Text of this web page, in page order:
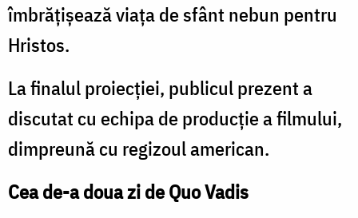
îmbrățișează viața de sfânt nebun pentru
Hristos.
La finalul proiecției, publicul prezent a
discutat cu echipa de producție a filmului,
dimpreună cu regizoul american.
Cea de-a doua zi de Quo Vadis